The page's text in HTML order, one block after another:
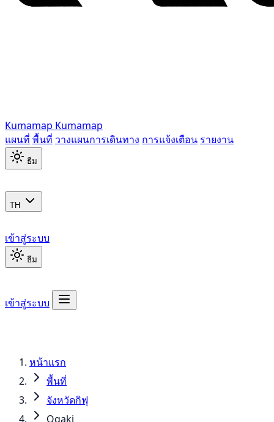
Kumamap Kumamap
แผนที่ พื้นที่ วางแผนการเดินทาง การแจ้งเตือน รายงาน
ธีม
TH
เข้าสู่ระบบ
ธีม
เข้าสู่ระบบ
หน้าแรก
พื้นที่
จังหวัดกิฟุ
Ogaki